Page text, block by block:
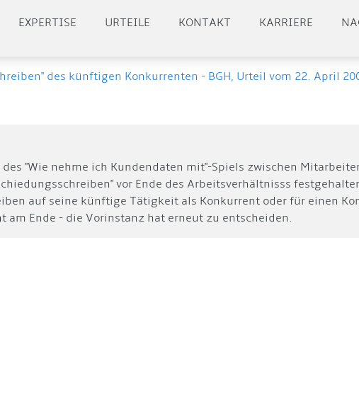
EXPERTISE URTEILE KONTAKT KARRIERE
des künftigen Konkurrenten - BGH, Urteil vom 22. April
"Wie nehme ich Kundendaten mit"-Spiels zwischen
vor Ende des Arbeitsverhältnisss
auf seine künftige Tätigkeit als Konkurrent oder für einen
Ende - die Vorinstanz hat erneut zu entscheiden.